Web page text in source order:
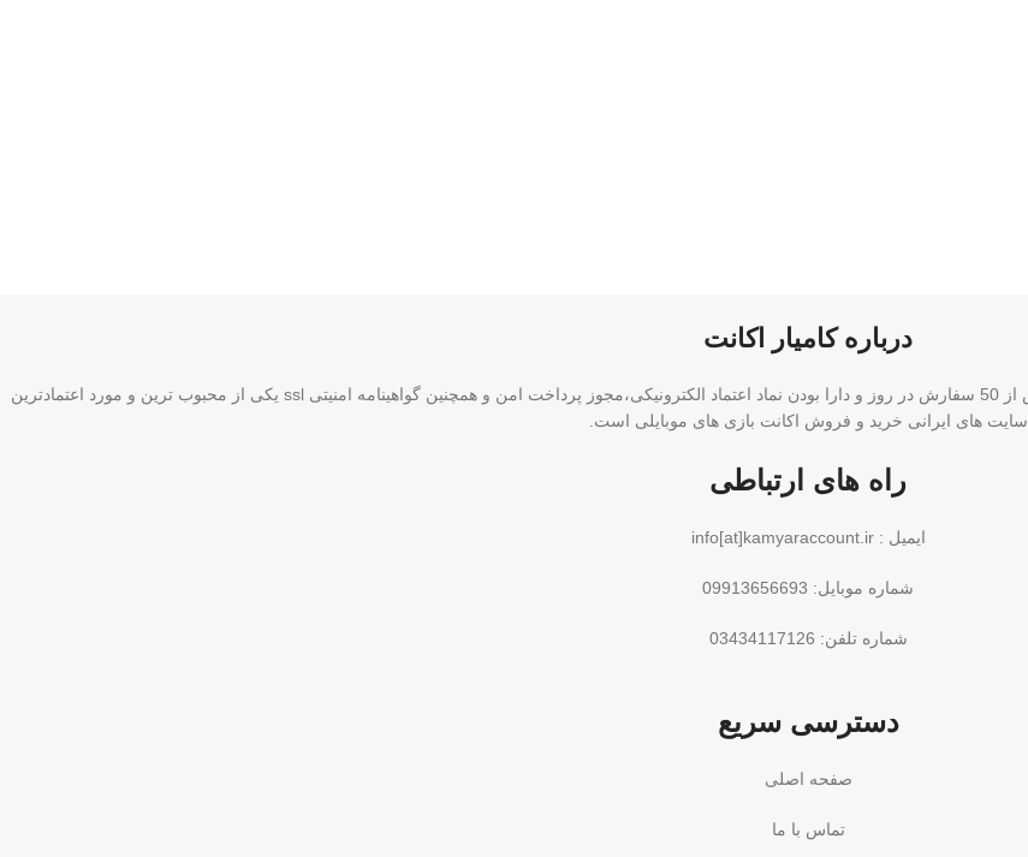
درباره کامیار اکانت
وبسایت کامیار اکانت فعالیت خود را از اردیبهشت سال 1400 اغاز کرد و با انجام بیش از 50 سفارش در روز و دارا بودن نماد اعتماد الکترونیکی،مجوز پرداخت امن و همچنین گواهینامه امنیتی ssl یکی از محبوب ترین و مورد اعتمادترین
سایت های ایرانی خرید و فروش اکانت بازی های موبایلی است.
راه های ارتباطی
ایمیل : info[at]kamyaraccount.ir
شماره موبایل: 09913656693
شماره تلفن: 03434117126
دسترسی سریع
صفحه اصلی
تماس با ما